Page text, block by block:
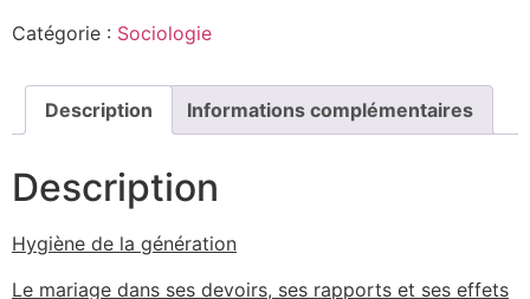
Catégorie : Sociologie
Description Informations complémentaires
Description
Hygiène de la génération
‎Le mariage dans ses devoirs, ses rapports et ses effets